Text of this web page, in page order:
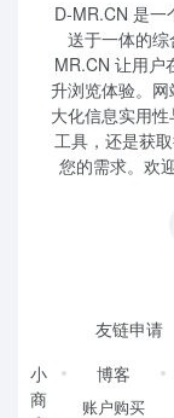
D-MR.CN 是一
送于一体的
MR.CN 让用户
升浏览体验。
大化信息实用
工具，还是获
您的需求。欢
友链申请
小
商
博客
账户购买